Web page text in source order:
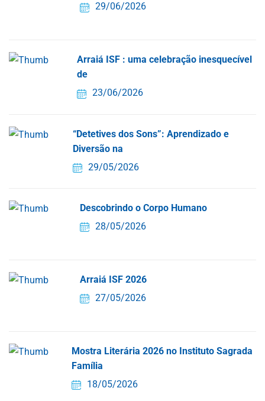
29/06/2026
Arraiá ISF : uma celebração inesquecível
de
23/06/2026
“Detetives dos Sons”: Aprendizado e
Diversão na
29/05/2026
Descobrindo o Corpo Humano
28/05/2026
Arraiá ISF 2026
27/05/2026
Mostra Literária 2026 no Instituto Sagrada
Família
18/05/2026